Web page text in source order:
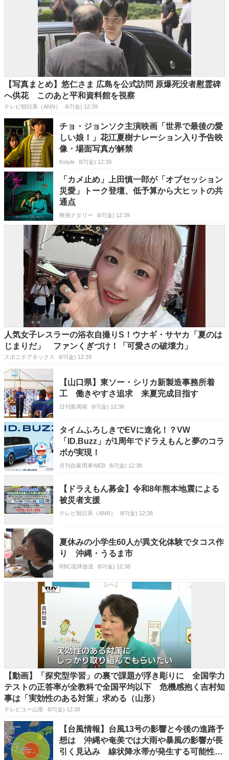
【写真まとめ】悠仁さま 広島を公式訪問 原爆死没者慰霊碑
へ供花 このあと平和資料館を視察
テレビ朝日系（ANN） 8/7(金) 12:39
チョ・ジョンソク主演映画「世界で最後の愛
しい娘！」花江夏樹ナレーション入り予告映
像・場面写真が解禁
Kstyle 8/7(金) 12:39
「カメ止め」上田慎一郎が「オブセッション
災愛」トーク登壇、低予算から大ヒットの共
通点
映画ナタリー 8/7(金) 12:39
人気女子レスラーの浴衣自撮りS！ウナギ・サヤカ「夏のは
じまりだ」 ファンくぎづけ！「可愛さの破壊力」
スポニチアネックス 8/7(金) 12:39
【山口県】東ソー・シリカ新製造事務所着
工 働きやすさ追求 来夏完成目指す
日刊新周南 8/7(金) 12:38
タイムふろしきでEVに進化！？VW
「ID.Buzz」が1周年でドラえもんと夢のコラ
ボが実現！
月刊自家用車WEB 8/7(金) 12:38
【ドラえもん募金】令和8年熊本地震による
被災者支援
テレビ朝日系（ANN） 8/7(金) 12:38
夏休みの小学生60人が異文化体験でタコス作
り 沖縄・うるま市
RBC琉球放送 8/7(金) 12:38
【動画】「探究型学習」の裏で課題が浮き彫りに 全国学力
テストの正答率が全教科で全国平均以下 危機感抱く吉村知
事は「実効性のある対策」求める（山形）
テレビユー山形 8/7(金) 12:38
【台風情報】台風13号の影響と今後の進路予
想は 沖縄や奄美では大雨や暴風の影響が長
引く見込み 線状降水帯が発生する可能性